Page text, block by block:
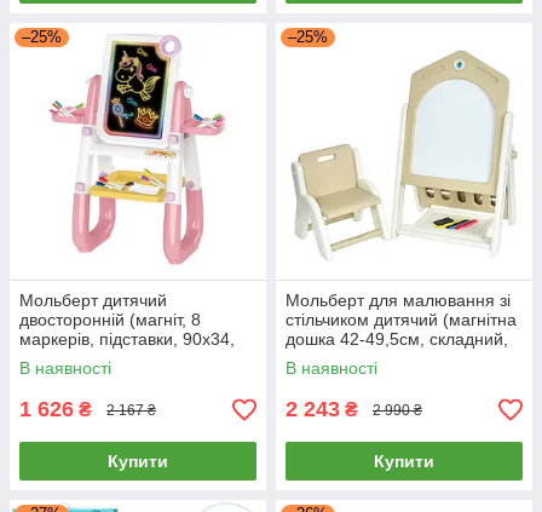
–25%
Мольберт дитячий
двосторонній (магніт, 8
маркерів, підставки, 90х34,
5х73см) YM 2216 A
В наявності
1 626 ₴ 2 167 ₴
Купити
–25%
Мольберт для малювання зі
стільчиком дитячий (магнітна
дошка 42-49,5см, складний,
фломастери, губка) Y1029
В наявності
2 243 ₴ 2 990 ₴
Купити